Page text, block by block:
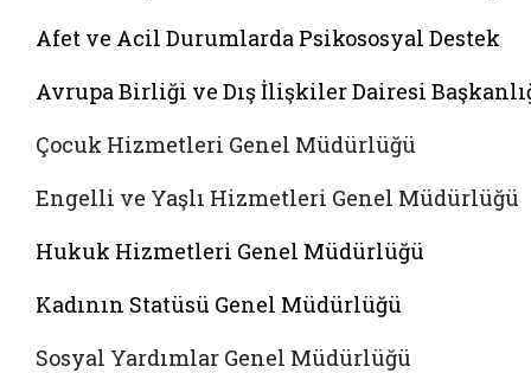
Afet ve Acil Durumlarda Psikososyal Destek
Avrupa Birliği ve Dış İlişkiler Dairesi
Çocuk Hizmetleri Genel Müdürlüğü
Engelli ve Yaşlı Hizmetleri Genel Müdürlüğü
Hukuk Hizmetleri Genel Müdürlüğü
Kadının Statüsü Genel Müdürlüğü
Sosyal Yardımlar Genel Müdürlüğü